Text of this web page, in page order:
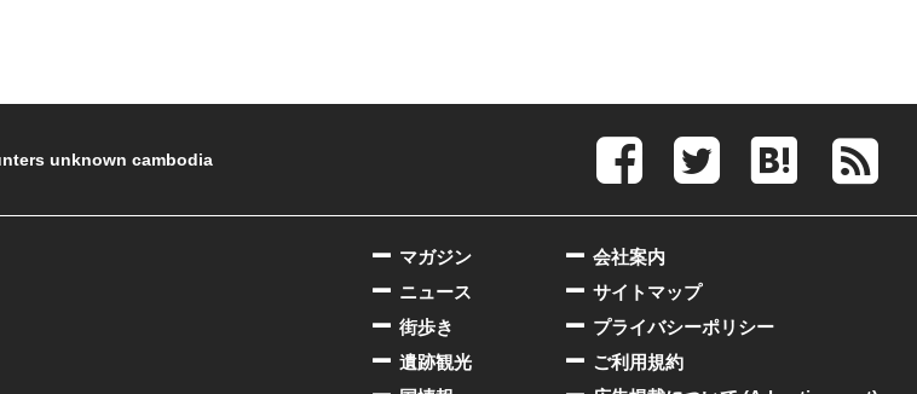
unknown cambodia
会社案内
サイトマップ
プライバシーポリシー
ご利用規約
マガジン
ニュース
街歩き
遺跡観光